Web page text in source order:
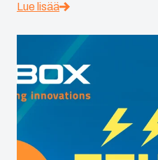
Lue lisää